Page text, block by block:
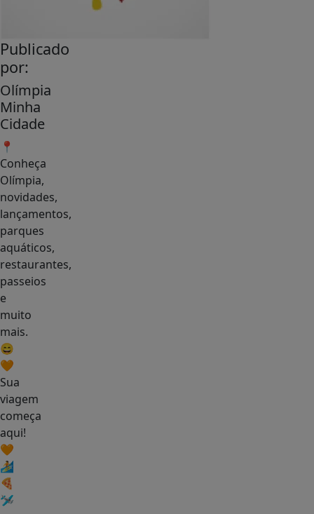
Publicado
por:
Olímpia
Minha
Cidade
📍
Conheça
Olímpia,
novidades,
lançamentos,
parques
aquáticos,
restaurantes,
passeios
e
muito
mais.
😄
🧡
Sua
viagem
começa
aqui!
🧡
🏄
🍕
🛩